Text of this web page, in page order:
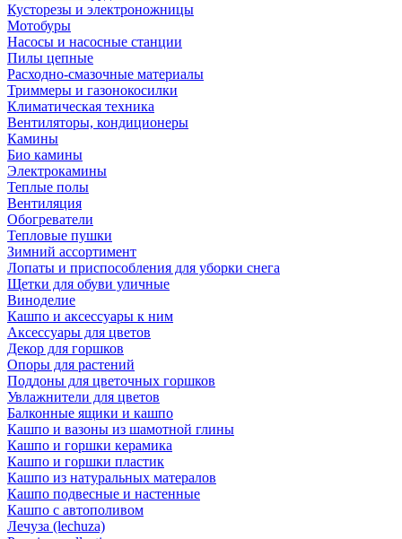
Кусторезы и электроножницы
Мотобуры
Насосы и насосные станции
Пилы цепные
Расходно-смазочные материалы
Триммеры и газонокосилки
Климатическая техника
Вентиляторы, кондиционеры
Камины
Био камины
Электрокамины
Теплые полы
Вентиляция
Обогреватели
Тепловые пушки
Зимний ассортимент
Лопаты и приспособления для уборки снега
Щетки для обуви уличные
Виноделие
Кашпо и аксессуары к ним
Аксессуары для цветов
Декор для горшков
Опоры для растений
Поддоны для цветочных горшков
Увлажнители для цветов
Балконные ящики и кашпо
Кашпо и вазоны из шамотной глины
Кашпо и горшки керамика
Кашпо и горшки пластик
Кашпо из натуральных матералов
Кашпо подвесные и настенные
Кашпо с автополивом
Лечуза (lechuza)